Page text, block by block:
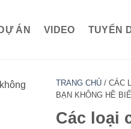
DỰ ÁN VIDEO TUYỂN
TRANG CHỦ/ CÁC
BẠN KHÔNG HỀ
Các loại